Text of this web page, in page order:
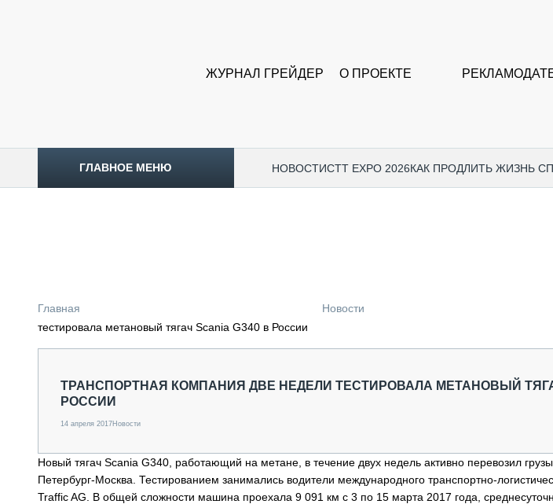
ЖУРНАЛ ГРЕЙДЕР О ПРОЕКТЕ
ГЛАВНОЕ МЕНЮ НОВОСТИCTT EXPO 2026КАК ПРОДЛИТЬ ЖИЗНЬ
ОБЗОР РЫНКА
ГРУЗОПЕРЕВОЗКИ
ФИНАНСЫ, ЛИЗИНГ, СТРАХОВАНИЕ
ТЕХНИКА КРУПНЫМ ПЛАНОМ
ТЕХНОЛОГИИ
ДОРОЖНАЯ ИНДУСТРИЯ
СЕРВИСМЕНЫ
БЛИЖАЙШИЕ МЕРОПРИЯТИЯ
Главная Новости
тестировала метановый тягач Scania G340 в России
ТРАНСПОРТНАЯ КОМПАНИЯ ДВЕ НЕДЕЛИ ТЕСТИРОВАЛА МЕТАНОВЫЙ ТЯГАЧ
РОССИИ
14 апреля 2017Новости
Новый тягач Scania G340, работающий на метане, в течение двух недель активно перевозил
Петербург-Москва. Тестированием занимались водители международного транспортно-
Traffic AG. В общей сложности машина проехала 9 091 км с 3 по 15 марта 2017 года,